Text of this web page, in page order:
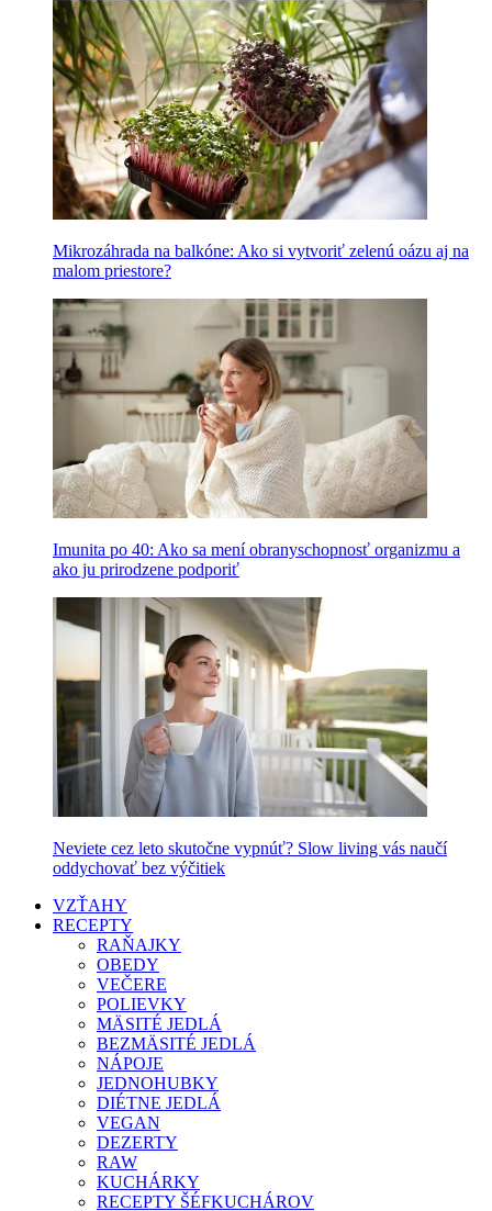
Mikrozáhrada na balkóne: Ako si vytvoriť zelenú oázu aj na
malom priestore?
Imunita po 40: Ako sa mení obranyschopnosť organizmu a
ako ju prirodzene podporiť
Neviete cez leto skutočne vypnúť? Slow living vás naučí
oddychovať bez výčitiek
VZŤAHY
RECEPTY
RAŇAJKY
OBEDY
VEČERE
POLIEVKY
MÄSITÉ JEDLÁ
BEZMÄSITÉ JEDLÁ
NÁPOJE
JEDNOHUBKY
DIÉTNE JEDLÁ
VEGAN
DEZERTY
RAW
KUCHÁRKY
RECEPTY ŠÉFKUCHÁROV